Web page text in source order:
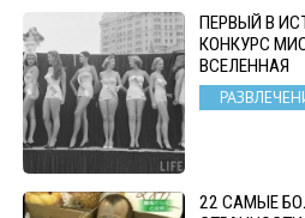
ПЕРВЫЙ В
КОНКУРС
ВСЕЛЕННАЯ
22 САМЫЕ